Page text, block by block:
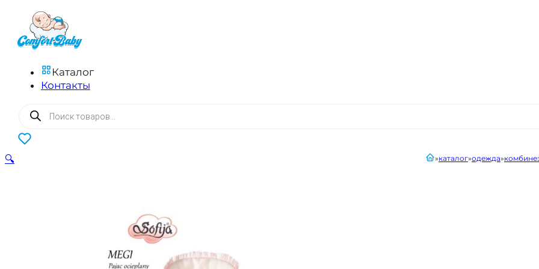
Каталог
Контакты
Поиск
товаров
0
главнаякаталог одежда
🔍